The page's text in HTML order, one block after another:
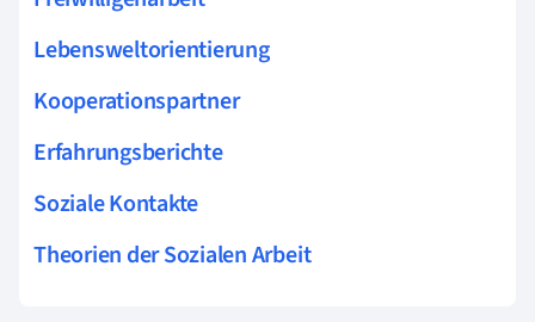
Lebensweltorientierung
Kooperationspartner
Erfahrungsberichte
Soziale Kontakte
Theorien der Sozialen Arbeit